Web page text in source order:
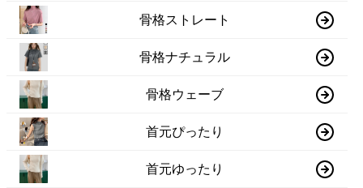
骨格ストレート
骨格ナチュラル
骨格ウェーブ
首元ぴったり
首元ゆったり